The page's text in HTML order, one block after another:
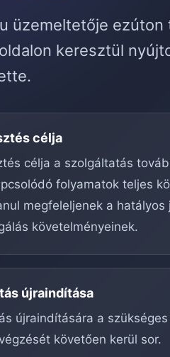
üzemeltetője
keresztül
célja
célja a szolgáltatás
folyamatok teljes
megfeleljenek a
követelményeinek.
újraindítása
újraindítására a
követően kerül sor.